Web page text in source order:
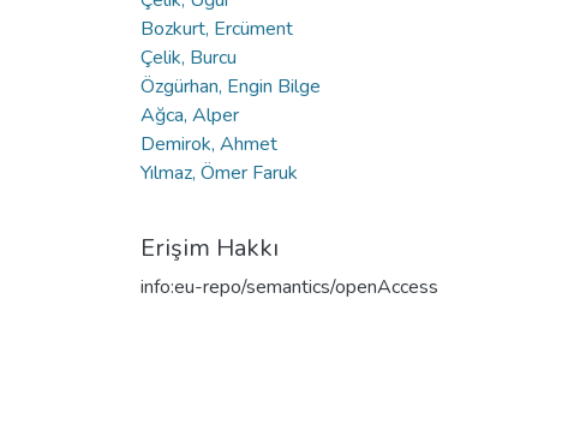
Bozkurt, Ercüment
Çelik, Burcu
Özgürhan, Engin Bilge
Ağca, Alper
Demirok, Ahmet
Yılmaz, Ömer Faruk
Erişim Hakkı
info:eu-repo/semantics/openAccess